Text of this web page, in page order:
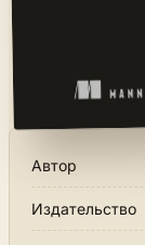
Автор
Издательство